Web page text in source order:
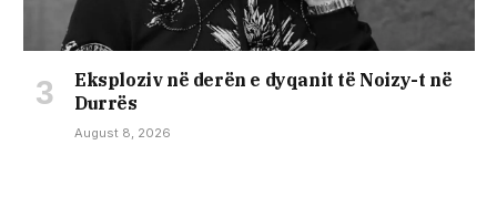
Eksploziv në derën e dyqanit të Noizy-t në
Durrës
August 8, 2026